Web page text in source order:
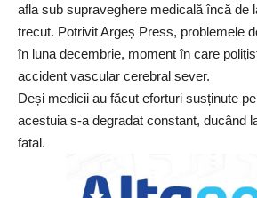
afla sub supraveghere medicală încă de
trecut. PotrivitArgeș Press, problemele
în luna decembrie, moment în care
accident vascular cerebral sever.
Deși medicii au făcut eforturi susținute
acestuia s-a degradat constant, ducând
fatal.